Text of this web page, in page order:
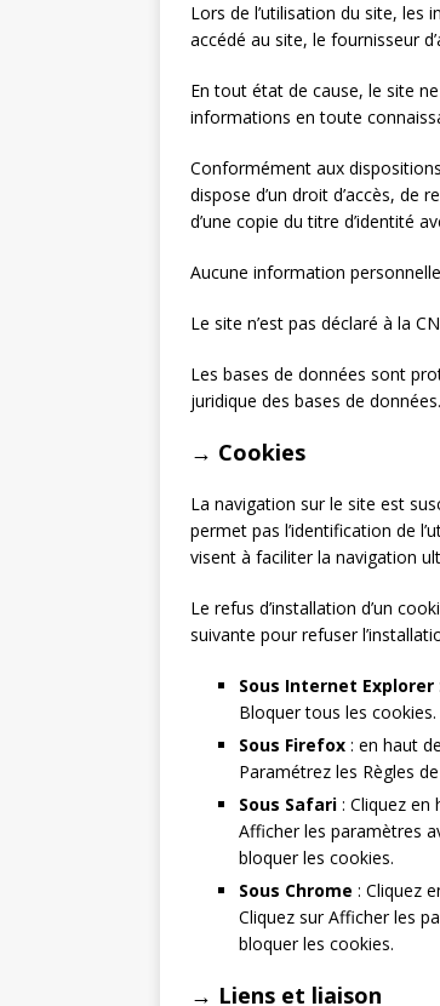
Lors de l’utilisation du site, les
accédé au site, le fournisseur
En tout état de cause, le site
informations en toute
Conformément aux
dispose d’un droit d’accès,
d’une copie du titre d’identité
Aucune information
Le site n’est pas déclaré à la
Les bases de données sont
juridique des bases de données.
→ Cookies
La navigation sur le site est
permet pas l’identification de
visent à faciliter la navigation
Le refus d’installation d’un
suivante pour refuser
Sous Internet Explorer
Bloquer tous les cookies.
Sous Firefox : en haut
Paramétrez les Règles
Sous Safari : Cliquez
Afficher les paramètres
bloquer les cookies.
Sous Chrome : Cliquez
Cliquez sur Afficher les
bloquer les cookies.
→ Liens et liaison